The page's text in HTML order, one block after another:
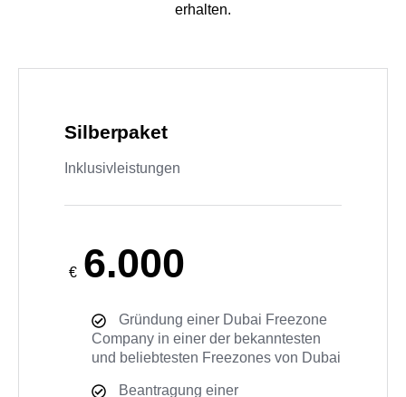
erhalten.
Silberpaket
Inklusivleistungen
€ 6.000
Gründung einer Dubai Freezone
Company in einer der bekanntesten
und beliebtesten Freezones von Dubai
Beantragung einer